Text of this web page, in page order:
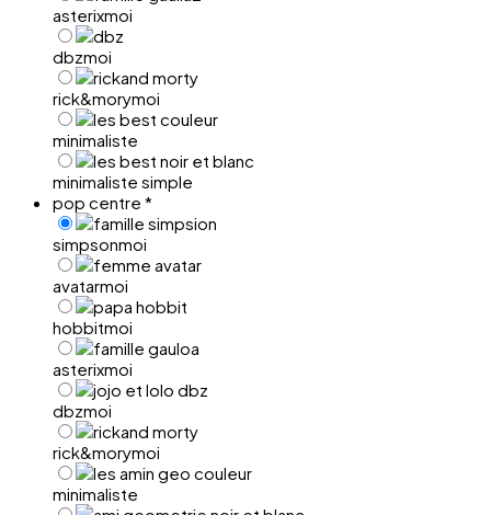
asterixmoi
dbzmoi
rick&morymoi
minimaliste
minimaliste simple
pop centre *
simpsonmoi
avatarmoi
hobbitmoi
asterixmoi
dbzmoi
rick&morymoi
minimaliste